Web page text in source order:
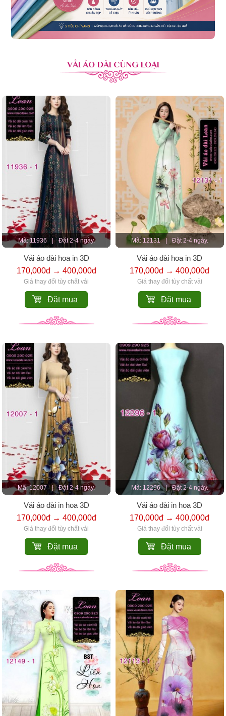
VẢI ÁO DÀI CÙNG LOẠI
Mã: 11936 | Đặt 2-4 ngày.
Vải áo dài hoa in 3D
170,000đ → 400,000đ
Giá thay đổi tùy chất vải
Đặt mua
Mã: 12131 Đặt 2-4 ngày.
Vải áo dài hoa in 3D
170,000đ → 400,000đ
Giá thay đổi tùy chất vải
Đặt mua
Mã: 12007 | Đặt 2-4 ngày.
Vải áo dài in hoa 3D
170,000đ → 400,000đ
Giá thay đổi tùy chất vải
Đặt mua
Mã: 12296 | Đặt 2-4 ngày.
Vải áo dài in hoa 3D
170,000đ → 400,000đ
Giá thay đổi tùy chất vải
Đặt mua